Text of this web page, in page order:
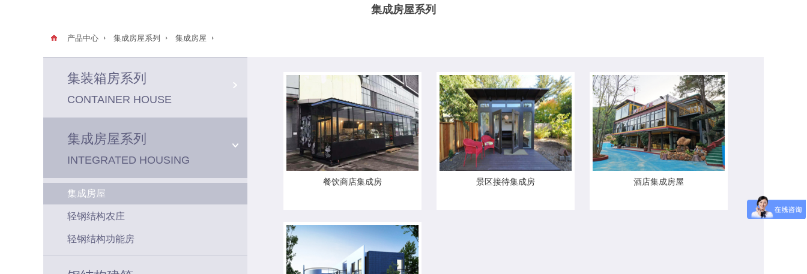
集成房屋系列
产品中心 集成房屋系列 集成房屋
集装箱房系列
CONTAINER HOUSE
集成房屋系列
INTEGRATED HOUSING
集成房屋
轻钢结构农庄
轻钢结构功能房
餐饮商店集成房 景区接待集成房 酒店集成房屋